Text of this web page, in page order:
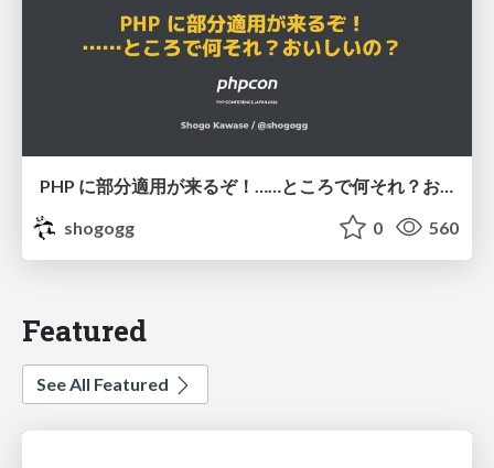
shogogg
0 560
Featured
See All Featured